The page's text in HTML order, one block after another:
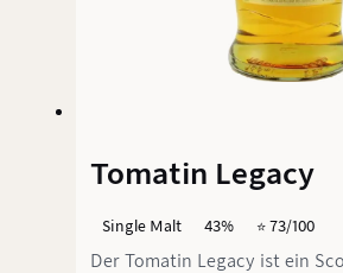
Tomatin Legacy
Single Malt 43% ⭐️ 73/100
Der Tomatin Legacy ist ein